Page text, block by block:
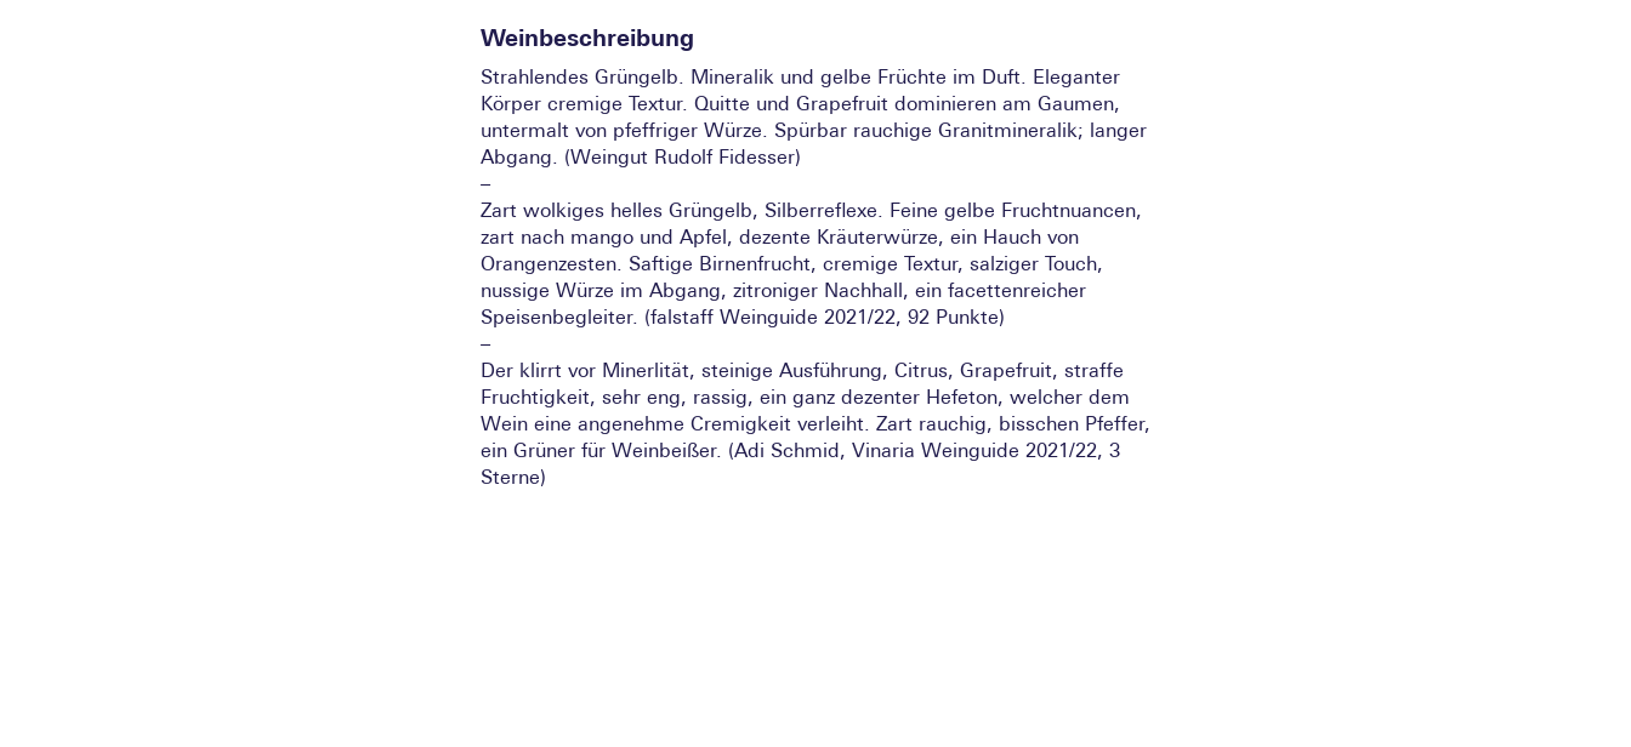
Weinbeschreibung
Strahlendes Grüngelb. Mineralik und gelbe Früchte im Duft. Eleganter
Körper cremige Textur. Quitte und Grapefruit dominieren am Gaumen,
untermalt von pfeffriger Würze. Spürbar rauchige Granitmineralik; langer
Abgang. (Weingut Rudolf Fidesser)
–
Zart wolkiges helles Grüngelb, Silberreflexe. Feine gelbe Fruchtnuancen,
zart nach mango und Apfel, dezente Kräuterwürze, ein Hauch von
Orangenzesten. Saftige Birnenfrucht, cremige Textur, salziger Touch,
nussige Würze im Abgang, zitroniger Nachhall, ein facettenreicher
Speisenbegleiter. (falstaff Weinguide 2021/22, 92 Punkte)
–
Der klirrt vor Minerlität, steinige Ausführung, Citrus, Grapefruit, straffe
Fruchtigkeit, sehr eng, rassig, ein ganz dezenter Hefeton, welcher dem
Wein eine angenehme Cremigkeit verleiht. Zart rauchig, bisschen Pfeffer,
ein Grüner für Weinbeißer. (Adi Schmid, Vinaria Weinguide 2021/22, 3
Sterne)